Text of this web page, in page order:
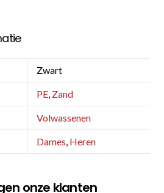
Zwart
PE Zand
Volwassenen
Dames Heren
onze klanten